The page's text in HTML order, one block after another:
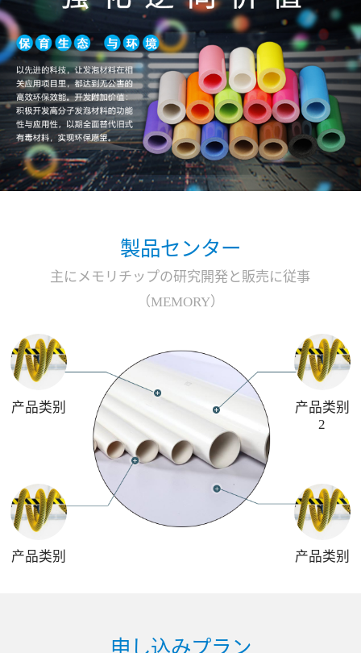
製品センター
主にメモリチップの研究開発と販売に従事
（MEMORY）
产品类别
产品类别
2
产品类别
产品类别
申し込みプラン